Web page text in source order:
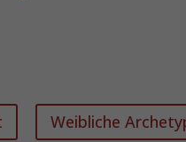
Weibliche